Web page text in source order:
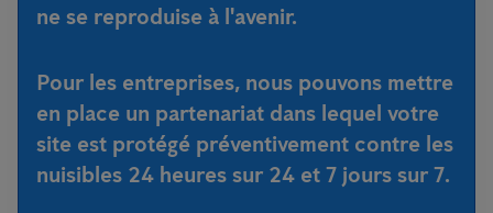
ne se reproduise à l'avenir.
Pour les entreprises, nous pouvons mettre
en place un partenariat dans lequel votre
site est protégé préventivement contre les
nuisibles 24 heures sur 24 et 7 jours sur 7.